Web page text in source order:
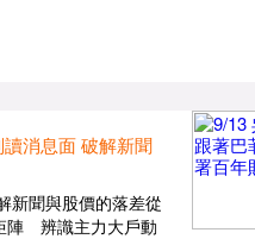
消息面 破解新聞
新聞與股價的落差從
陣 辨識主力大戶動